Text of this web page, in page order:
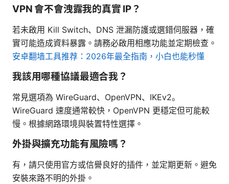
VPN 會不會洩露我的真實 IP？
若未啟用 Kill Switch、DNS 泄漏防護或選錯伺服器，確
實可能造成資料暴露。請務必啟用相應功能並定期檢查。
安卓翻墙工具推荐：2026年最全指南，小白也能秒懂
我該用哪種協議最適合我？
常見選項為 WireGuard、OpenVPN、IKEv2。
WireGuard 速度通常較快，OpenVPN 更穩定但可能較
慢。根據網路環境與裝置特性選擇。
外掛與擴充功能有風險嗎？
有，請只使用官方或信譽良好的插件，並定期更新。避免
安裝來路不明的外掛。